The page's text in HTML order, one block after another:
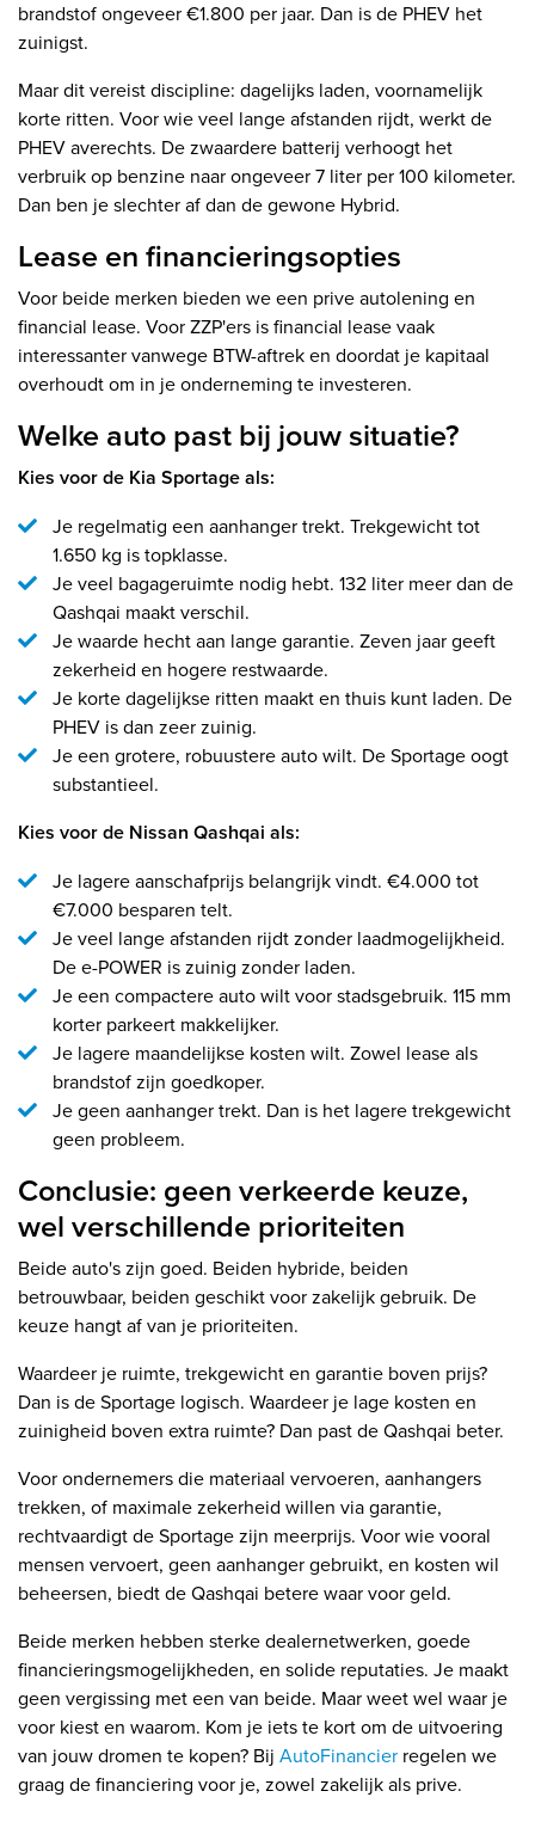
brandstof ongeveer €1.800 per jaar. Dan is de PHEV het
zuinigst.
Maar dit vereist discipline: dagelijks laden, voornamelijk
korte ritten. Voor wie veel lange afstanden rijdt, werkt de
PHEV averechts. De zwaardere batterij verhoogt het
verbruik op benzine naar ongeveer 7 liter per 100 kilometer.
Dan ben je slechter af dan de gewone Hybrid.
Lease en financieringsopties
Voor beide merken bieden we een prive autolening en
financial lease. Voor ZZP'ers is financial lease vaak
interessanter vanwege BTW-aftrek en doordat je kapitaal
overhoudt om in je onderneming te investeren.
Welke auto past bij jouw situatie?
Kies voor de Kia Sportage als:
Je regelmatig een aanhanger trekt. Trekgewicht tot
1.650 kg is topklasse.
Je veel bagageruimte nodig hebt. 132 liter meer dan de
Qashqai maakt verschil.
Je waarde hecht aan lange garantie. Zeven jaar geeft
zekerheid en hogere restwaarde.
Je korte dagelijkse ritten maakt en thuis kunt laden. De
PHEV is dan zeer zuinig.
Je een grotere, robuustere auto wilt. De Sportage oogt
substantieel.
Kies voor de Nissan Qashqai als:
Je lagere aanschafprijs belangrijk vindt. €4.000 tot
€7.000 besparen telt.
Je veel lange afstanden rijdt zonder laadmogelijkheid.
De e-POWER is zuinig zonder laden.
Je een compactere auto wilt voor stadsgebruik. 115 mm
korter parkeert makkelijker.
Je lagere maandelijkse kosten wilt. Zowel lease als
brandstof zijn goedkoper.
Je geen aanhanger trekt. Dan is het lagere trekgewicht
geen probleem.
Conclusie: geen verkeerde keuze,
wel verschillende prioriteiten
Beide auto's zijn goed. Beiden hybride, beiden
betrouwbaar, beiden geschikt voor zakelijk gebruik. De
keuze hangt af van je prioriteiten.
Waardeer je ruimte, trekgewicht en garantie boven prijs?
Dan is de Sportage logisch. Waardeer je lage kosten en
zuinigheid boven extra ruimte? Dan past de Qashqai beter.
Voor ondernemers die materiaal vervoeren, aanhangers
trekken, of maximale zekerheid willen via garantie,
rechtvaardigt de Sportage zijn meerprijs. Voor wie vooral
mensen vervoert, geen aanhanger gebruikt, en kosten wil
beheersen, biedt de Qashqai betere waar voor geld.
Beide merken hebben sterke dealernetwerken, goede
financieringsmogelijkheden, en solide reputaties. Je maakt
geen vergissing met een van beide. Maar weet wel waar je
voor kiest en waarom. Kom je iets te kort om de uitvoering
van jouw dromen te kopen? Bij AutoFinancier regelen we
graag de financiering voor je, zowel zakelijk als prive.